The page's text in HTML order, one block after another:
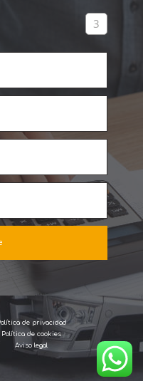
3
de privacidad
Política de cookies
Aviso legal